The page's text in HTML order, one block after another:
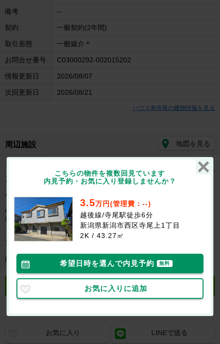
備考 --
契約 一般契約(2年間)
取引形態 一般媒介＊
お問合せ番号 C03000292-002015202
情報更新日 2026/08/07
次回更新日 2026/08/21
ハウス寿寺尾の建物情報を見る
周辺施設 地図を見る
コンビニ
スーパー スーパーマルイ寺尾台店まで400m
小学校 新通小学校まで1300m
中学校/中等
教育学校
坂井輪中学校まで450m
ドラッグスト
ア
ドラックトップス 寺尾台店まで358m
病院 土屋内科医院まで274m
立地や周辺環境について聞く
お気に入り LINEで送る
こちらの物件を複数回見ています
内見予約・お気に入り登録しませんか？
3.5万円(管理費：--)
越後線/寺尾駅徒歩6分
新潟県新潟市西区寺尾上1丁目
2K / 43.27㎡
希望日時を選んで内見予約 無料
お気に入りに追加